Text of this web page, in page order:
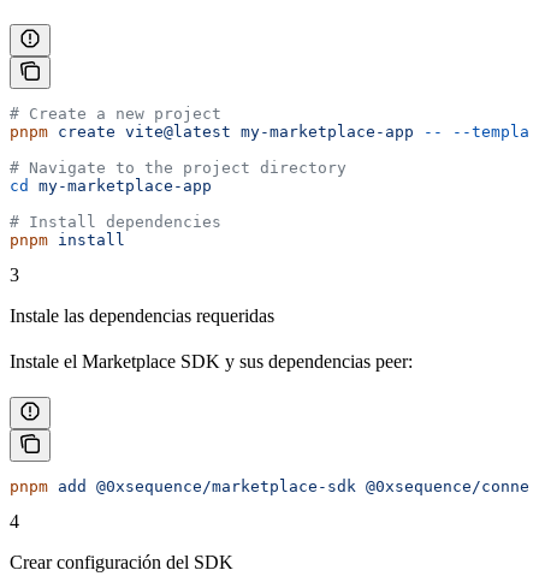
# Create a new project
pnpm create vite@latest my-marketplace-app --
--
# Navigate to the project directory
cd
my-marketplace-app
# Install dependencies
pnpm install
3
Instale las dependencias requeridas
Instale el Marketplace SDK y sus dependencias peer:
pnpm add @0xsequence/marketplace-sdk @0xsequence/
4
Crear configuración del SDK